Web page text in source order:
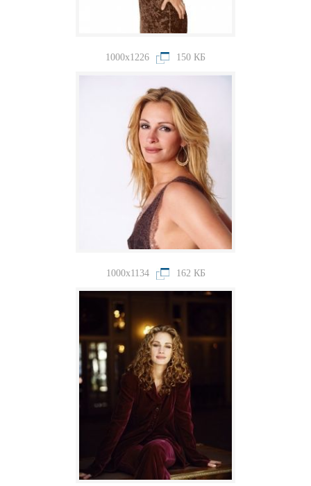
1000x1226 150 КБ
1000x1134 162 КБ